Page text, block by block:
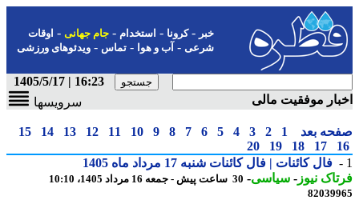
-کرونا-استخدام- جام جهانی-اوقات
شرعی-آب و هوا-تماس-ویدئوهای ورزشی
16:23 | 1405/5/17
موفقیت مالی
سرویسها
بعد 1
2
3
4
5
6
7
8
9
10
11
12
13
14
15
17
18
19
20
فال کائنات | فال کائنات شنبه 17 مرداد ماه 1405
نیوز-سیاسی-30 ساعت پیش - جمعه 16 مرداد 1405، 10:10